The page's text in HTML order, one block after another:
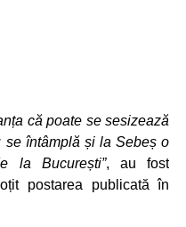
că poate se sesizează
întâmplă și la Sebeș o
la București”, au fost
postarea publicată în